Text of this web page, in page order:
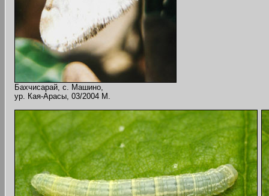
Бахчисарай, с. Машино,
ур. Кая-Арасы, 03/2004 M.